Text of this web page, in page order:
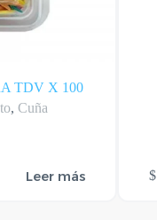
TDV X 100
, Cuña
Leer más $
producto